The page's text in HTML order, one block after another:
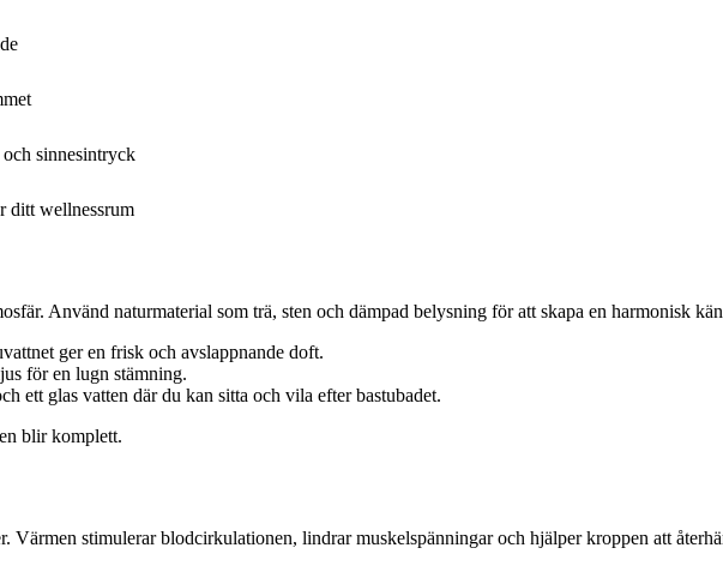
sinnesintryck
ditt wellnessrum
Använd naturmaterial som trä, sten och dämpad belysning för att skapa en harmonisk
ger en frisk och avslappnande doft.
för en lugn stämning.
ett glas vatten där du kan sitta och vila efter bastubadet.
blir komplett.
Värmen stimulerar blodcirkulationen, lindrar muskelspänningar och hjälper kroppen att